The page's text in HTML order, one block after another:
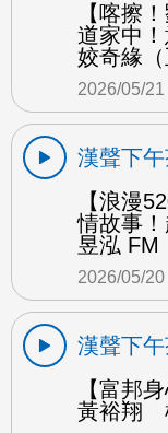
【喀擦
道家中
姣奇緣
2026/05/21
漢聲下
【浪漫
情故事
昱泓 FM
2026/05/20
漢聲下
【富邦
黃裕翔